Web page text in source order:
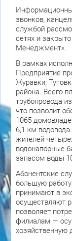
звонков,
службой
сетях и
Менеджмент».
В рамках
Предприятие
Журавки,
района. Всего
трубопровода
что позволит
1065
6,1 км
жителей
водонапорные
запасом воды
Абонентские
большую
принимают в
осуществляют
позволяет
филиалам —
хозяйственную